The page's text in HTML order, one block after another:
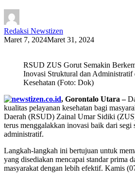
Redaksi Newstizen
Maret 7, 2024Maret 31, 2024
RSUD ZUS Gorut Semakin
Inovasi Struktural dan Administratif
Kesehatan (Foto: Dok)
, Gorontalo Utara –
kualitas pelayanan kesehatan bagi
Daerah (RSUD) Zainal Umar Sidiki
terus menggalakkan inovasi baik dari segi
administratif.
Langkah-langkah ini bertujuan untuk
yang disediakan mencapai standar prima
masyarakat dengan lebih efektif. Kamis